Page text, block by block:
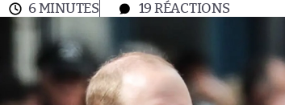
6 MINUTES 19 RÉACTIONS